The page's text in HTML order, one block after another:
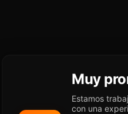
Muy
Estamos
con una